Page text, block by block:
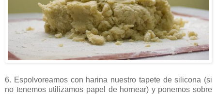
6. Espolvoreamos con harina nuestro tapete de silicona (si
no tenemos utilizamos papel de hornear) y ponemos sobre